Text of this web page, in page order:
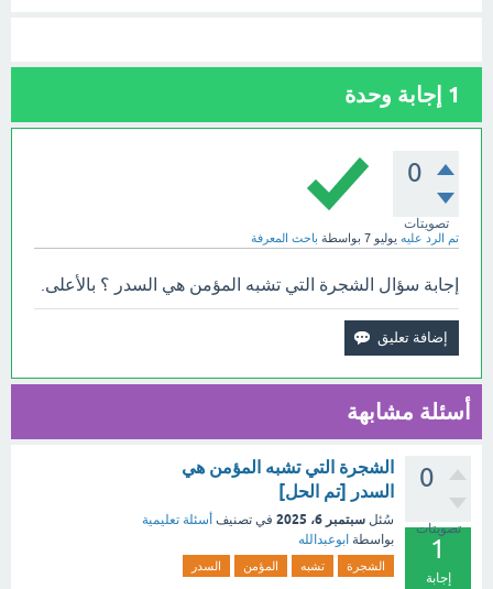
1 إجابة وحدة
0
تصويتات
تم الرد عليه يوليو 7 بواسطة باحث المعرفة
إجابة سؤال الشجرة التي تشبه المؤمن هي السدر ؟ بالأعلى.
أسئلة مشابهة
0
تصويتات
1
إجابة
الشجرة التي تشبه المؤمن هي
السدر [تم الحل]
سُئل سبتمبر 6، 2025 في تصنيف أسئلة تعليمية
بواسطة ابوعبدالله
الشجرة تشبه المؤمن السدر